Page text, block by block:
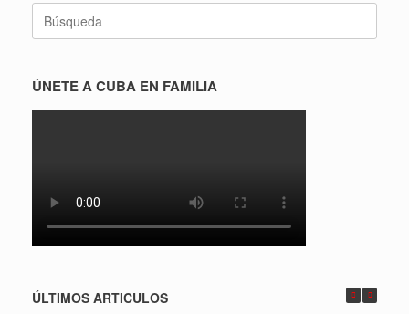
Buscar:
ÚNETE A CUBA EN FAMILIA
ÚLTIMOS ARTICULOS